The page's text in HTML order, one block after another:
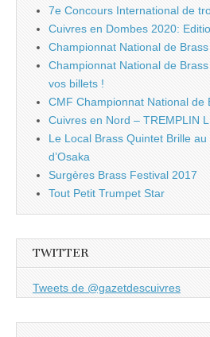
7e Concours International de
Cuivres en Dombes 2020:
Championnat National de
Championnat National de
vos billets !
CMF Championnat National de
Cuivres en Nord – TREMPLIN
Le Local Brass Quintet Brille
d’Osaka
Surgères Brass Festival 2017
Tout Petit Trumpet Star
TWITTER
Tweets de @gazetdescuivres